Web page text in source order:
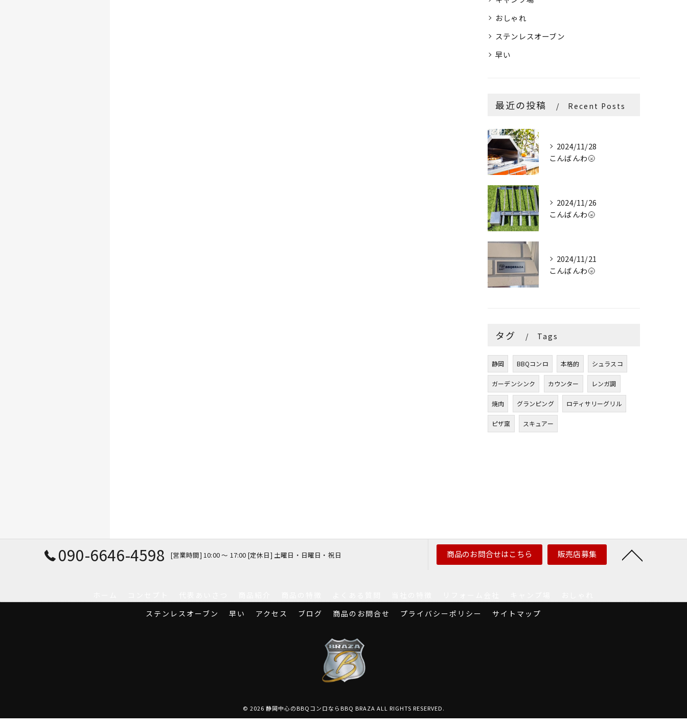
おしゃれ
ステンレスオーブン
早い
最近の投稿 Recent Posts
2024/11/28
こんばんわ🌝
2024/11/26
こんばんわ🌝
2024/11/21
こんばんわ🌝
タグ Tags
静岡 BBQコンロ 本格的 シュラスコ
ガーデンシンク カウンター レンガ調
焼肉 グランピング ロティサリーグリル
ピザ窯 スキュアー
090-6646-4598 [営業時間] 10:00 〜 17:00 [定休日] 土曜日・日曜日・祝日 商品のお問合せはこちら 販売店募集
ステンレスオーブン
早い アクセス ブログ 商品のお問合せ プライバシーポリシー サイトマップ
© 2026 静岡中心のBBQコンロならBBQ BRAZA ALL RIGHTS RESERVED.